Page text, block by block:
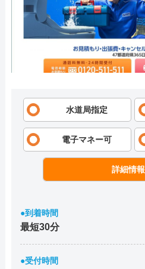
水道局指定
電子マネー可
詳細情報
●到着時間
最短30分
●受付時間